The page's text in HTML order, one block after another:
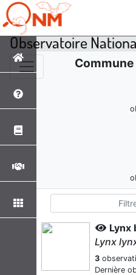
Observatoire
Lynx
Lynx
3
Dernière